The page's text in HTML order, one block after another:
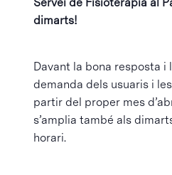
dimarts!
Davant la bona resposta i
demanda dels usuaris i
partir del proper mes
s’amplia també als
horari.